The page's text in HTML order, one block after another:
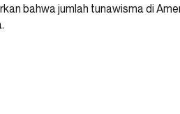
bahwa jumlah tunawisma di